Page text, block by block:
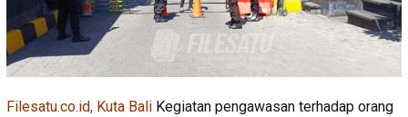
Filesatu.co.id, Kuta Bali Kegiatan pengawasan terhadap orang